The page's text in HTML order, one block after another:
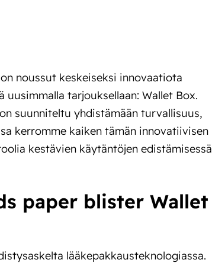
noussut keskeiseksi innovaatiota
tarjouksellaan: Wallet Box.
suunniteltu yhdistämään turvallisuus,
kerromme kaiken tämän innovatiivisen
kestävien käytäntöjen edistämisessä
paper blister Wallet
lääkepakkausteknologiassa.